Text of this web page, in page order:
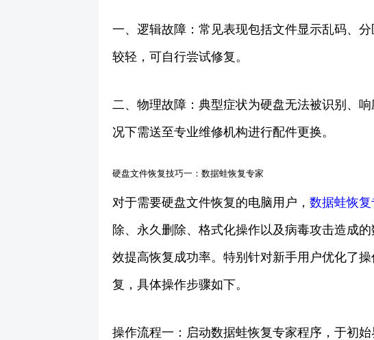
一、逻辑故障：常见表现包括文件显示乱码、
较轻，可自行尝试修复。
二、物理故障：典型症状为硬盘无法被识别、
况下需送至专业维修机构进行配件更换。
硬盘文件恢复技巧一：数据蛙恢复专家
对于需要硬盘文件恢复的电脑用户，数据蛙恢
除、永久删除、格式化操作以及病毒攻击造成
效提高恢复成功率。特别针对新手用户优化了
复，具体操作步骤如下。
操作流程一：启动数据蛙恢复专家程序，于初